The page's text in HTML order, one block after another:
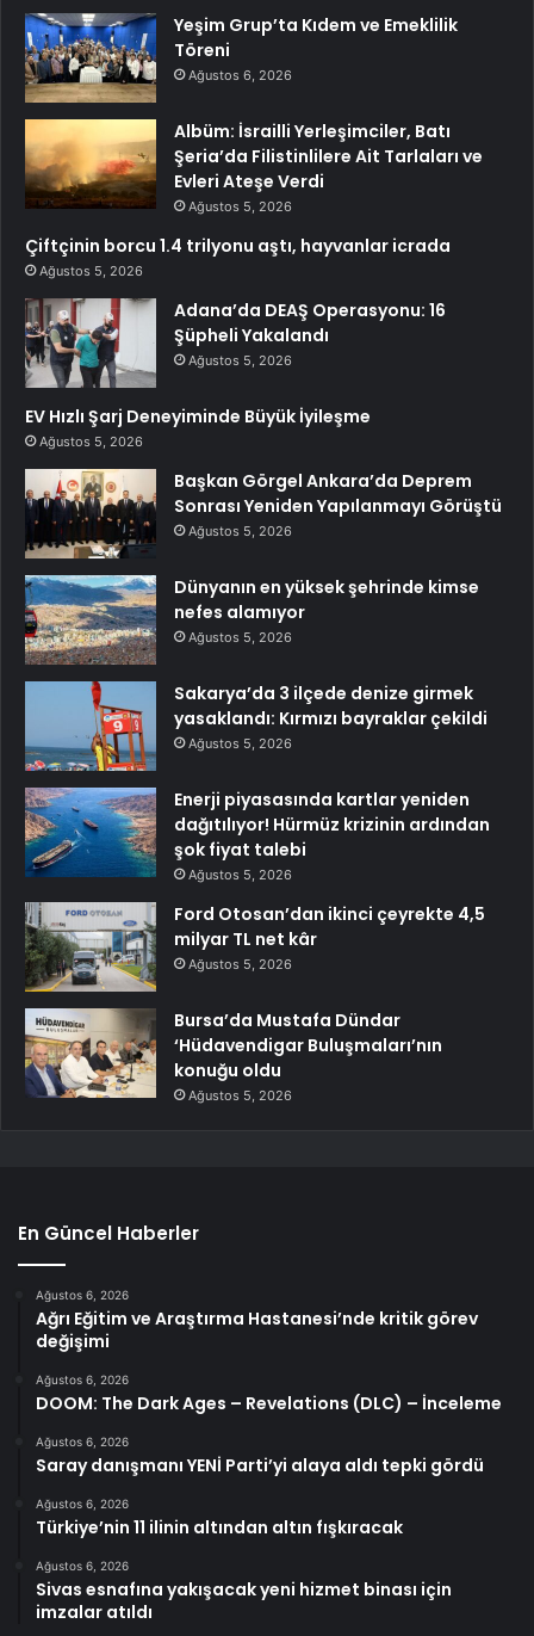
Yeşim Grup’ta Kıdem ve Emeklilik
Töreni
Ağustos 6, 2026
Albüm: İsrailli Yerleşimciler, Batı
Şeria’da Filistinlilere Ait Tarlaları ve
Evleri Ateşe Verdi
Ağustos 5, 2026
Çiftçinin borcu 1.4 trilyonu aştı, hayvanlar icrada
Ağustos 5, 2026
Adana’da DEAŞ Operasyonu: 16
Şüpheli Yakalandı
Ağustos 5, 2026
EV Hızlı Şarj Deneyiminde Büyük İyileşme
Ağustos 5, 2026
Başkan Görgel Ankara’da Deprem
Sonrası Yeniden Yapılanmayı Görüştü
Ağustos 5, 2026
Dünyanın en yüksek şehrinde kimse
nefes alamıyor
Ağustos 5, 2026
Sakarya’da 3 ilçede denize girmek
yasaklandı: Kırmızı bayraklar çekildi
Ağustos 5, 2026
Enerji piyasasında kartlar yeniden
dağıtılıyor! Hürmüz krizinin ardından
şok fiyat talebi
Ağustos 5, 2026
Ford Otosan’dan ikinci çeyrekte 4,5
milyar TL net kâr
Ağustos 5, 2026
Bursa’da Mustafa Dündar
‘Hüdavendigar Buluşmaları’nın
konuğu oldu
Ağustos 5, 2026
En Güncel Haberler
Ağustos 6, 2026
Ağrı Eğitim ve Araştırma Hastanesi’nde kritik görev
değişimi
Ağustos 6, 2026
DOOM: The Dark Ages – Revelations (DLC) – İnceleme
Ağustos 6, 2026
Saray danışmanı YENİ Parti’yi alaya aldı tepki gördü
Ağustos 6, 2026
Türkiye’nin 11 ilinin altından altın fışkıracak
Ağustos 6, 2026
Sivas esnafına yakışacak yeni hizmet binası için
imzalar atıldı